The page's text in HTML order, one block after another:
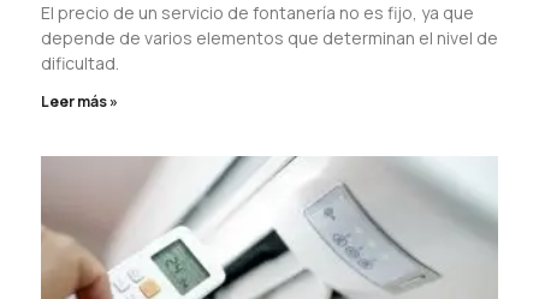
El precio de un servicio de fontanería no es fijo, ya que
depende de varios elementos que determinan el nivel de
dificultad.
Leer más »